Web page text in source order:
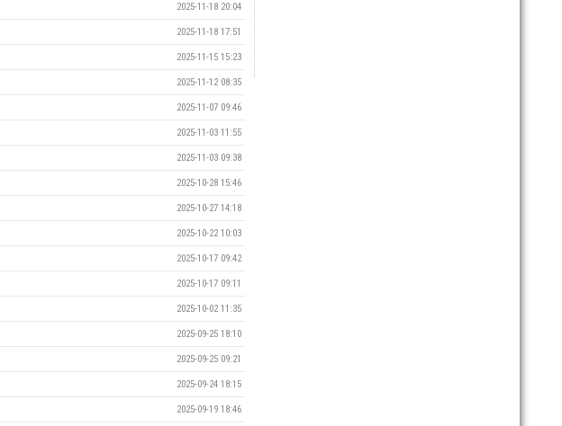
2025-11-18 20:04
2025-11-18 17:51
2025-11-15 15:23
2025-11-12 08:35
2025-11-07 09:46
2025-11-03 11:55
2025-11-03 09:38
2025-10-28 15:46
2025-10-27 14:18
2025-10-22 10:03
2025-10-17 09:42
2025-10-17 09:11
2025-10-02 11:35
2025-09-25 18:10
2025-09-25 09:21
2025-09-24 18:15
2025-09-19 18:46